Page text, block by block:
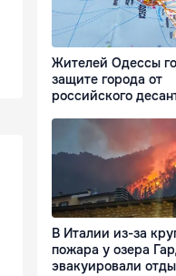
Жителей Одессы
защите города от
российского
В Италии из-за
пожара у озера
эвакуировали